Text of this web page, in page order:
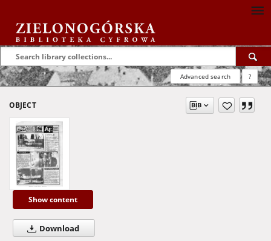
Advanced search ?
OBJECT
Show content
Download